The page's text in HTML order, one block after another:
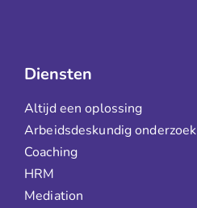
Diensten
Altijd een oplossing
Arbeidsdeskundig onderzoek
Coaching
HRM
Mediation